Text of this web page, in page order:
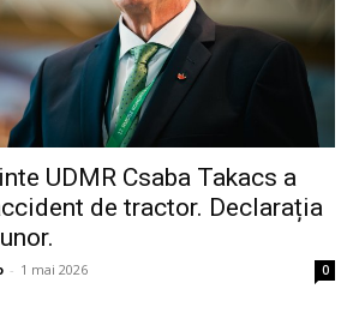
UDMR Csaba Takacs a
de tractor. Declarația
- 1 mai 2026 0